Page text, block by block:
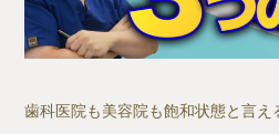
歯科医院も美容院も飽和状態と言